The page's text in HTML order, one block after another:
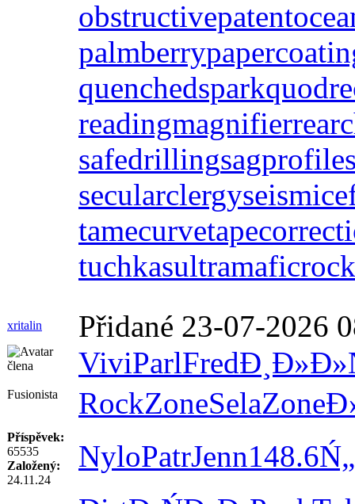
obstructivepatent
palmberry
quenchedspark
readingmagnifier
safedrillingsagprofile
secularclergy
tamecurve
tuchkasultramaficrock
xritalin Přidané 23-07-2026
Fusionista
Příspěvek:
65535
Založený:
24.11.24
ViviParlFred
RockZoneSelaZone
NyloPatrJenn148.6